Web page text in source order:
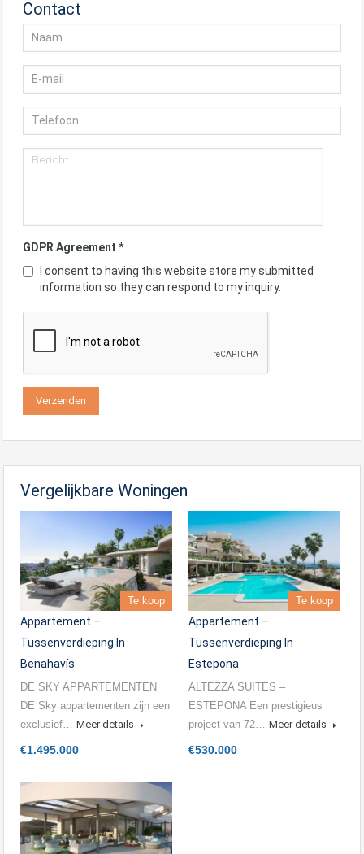
Contact
GDPR Agreement *
I consent to having this website store my submitted
information so they can respond to my inquiry.
Vergelijkbare Woningen
Te koop
Appartement –
Tussenverdieping In
Benahavís
DE SKY APPARTEMENTEN
DE Sky appartementen zijn een
exclusief… Meer details
€1.495.000
Te koop
Appartement –
Tussenverdieping In
Estepona
ALTEZZA SUITES –
ESTEPONA Een prestigieus
project van 72… Meer details
€530.000